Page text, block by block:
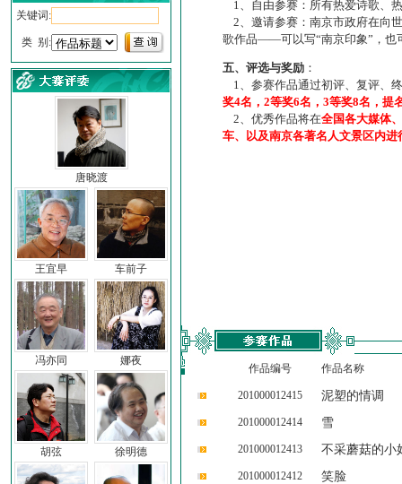
关键词:
类 别:
唐晓渡
王宜早 车前子
冯亦同 娜夜
胡弦 徐明德
1、自由参赛：所有热爱诗歌、
2、邀请参赛：南京市政府在向
歌作品——可以写“南京印象”，也
五、评选与奖励 ：
1、参赛作品通过初评、复评、
奖4名，2等奖6名，3等奖8名，提
2、优秀作品将在全国各大媒体
车、以及南京各著名人文景区内进
作品编号 作品名称
201000012415 泥塑的情调
201000012414 雪
201000012413 不采蘑菇的小
201000012412 笑脸